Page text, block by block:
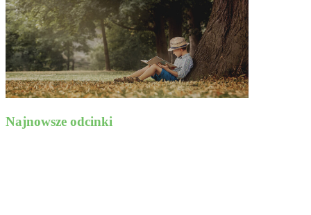
Najnowsze odcinki